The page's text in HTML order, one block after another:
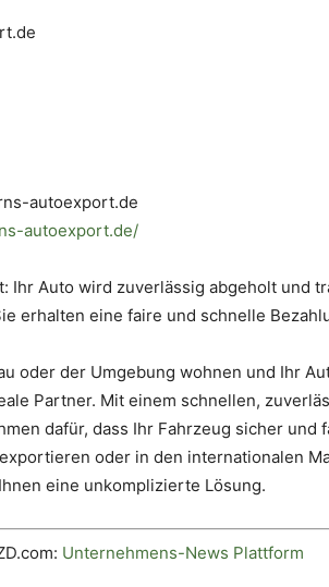
autoexport.de
autoexport.de/
Ihr Auto wird zuverlässig abgeholt und
erhalten eine faire und schnelle
oder der Umgebung wohnen und Ihr
Partner. Mit einem schnellen,
dafür, dass Ihr Fahrzeug sicher und
oder in den internationalen
eine unkomplizierte Lösung.
Unternehmens-News Plattform